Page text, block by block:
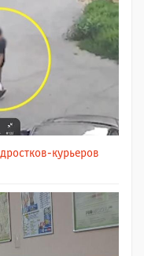
курьеров